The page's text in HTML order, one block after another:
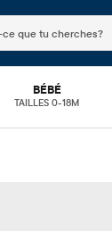
BÉBÉ
TAILLES 0-18M